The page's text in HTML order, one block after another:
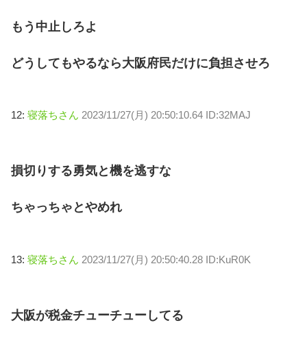
もう中止しろよ
どうしてもやるなら大阪府民だけに負担させろ
12: 寝落ちさん 2023/11/27(月) 20:50:10.64 ID:32MAJ
損切りする勇気と機を逃すな
ちゃっちゃとやめれ
13: 寝落ちさん 2023/11/27(月) 20:50:40.28 ID:KuR0K
大阪が税金チューチューしてる